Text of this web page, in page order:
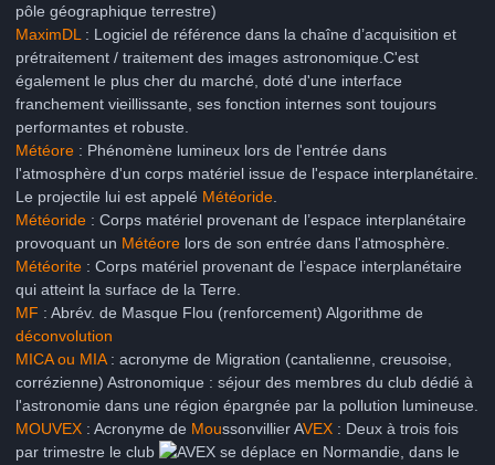
pôle géographique terrestre)
MaximDL : Logiciel de référence dans la chaîne d’acquisition et
prétraitement / traitement des images astronomique.C'est
également le plus cher du marché, doté d'une interface
franchement vieillissante, ses fonction internes sont toujours
performantes et robuste.
Météore : Phénomène lumineux lors de l'entrée dans
l'atmosphère d'un corps matériel issue de l'espace interplanétaire.
Le projectile lui est appelé Météoride
Météoride : Corps matériel provenant de l’espace interplanétaire
provoquant un Météore lors de son entrée dans l'atmosphère.
Météorite : Corps matériel provenant de l’espace interplanétaire
qui atteint la surface de la Terre.
MF : Abrév. de Masque Flou (renforcement) Algorithme de
déconvolution
MICA ou MIA : acronyme de Migration (cantalienne, creusoise,
corrézienne) Astronomique : séjour des membres du club dédié à
l'astronomie dans une région épargnée par la pollution lumineuse.
MOUVEX : Acronyme de Moussonvillier AVEX : Deux à trois fois
par trimestre le club
se déplace en Normandie, dans le